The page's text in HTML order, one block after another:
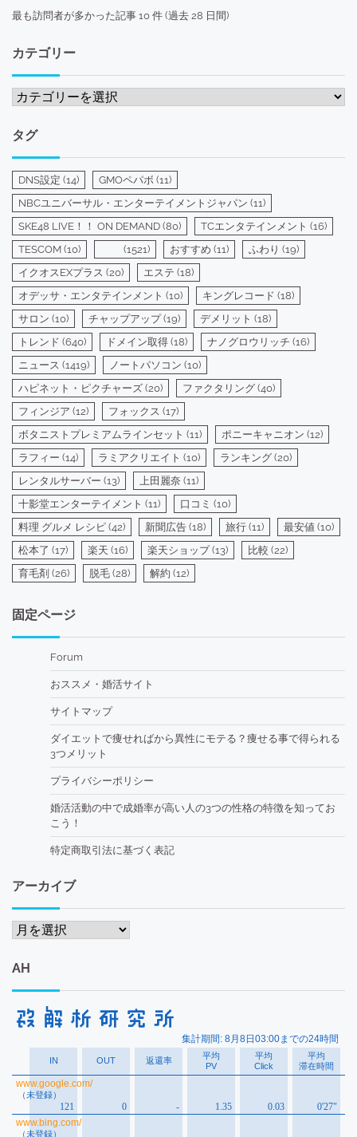
最も訪問者が多かった記事 10 件 (過去 28 日間)
カテゴリー
カ
ゴ
リ
ー
タグ
DNS設定 (14) GMOペパボ (11)
NBCユニバーサル・エンターテイメントジャパン (11)
SKE48 LIVE！！ ON DEMAND (80) TCエンタテインメント (16)
TESCOM (10) (1521) おすすめ (11) ふわり (19)
イクオスEXプラス (20) エステ (18)
オデッサ・エンタテインメント (10) キングレコード (18)
サロン (10) チャップアップ(19) デメリット (18)
トレンド (640) ドメイン取得 (18) ナノグロウリッチ (16)
ニュース (1419) ノートパソコン (10)
ハピネット・ピクチャーズ (20) ファクタリング (40)
フィンジア (12) フォックス (17)
ボタニストプレミアムラインセット (11) ポニーキャニオン (12)
ラフィー (14) ラミアクリエイト (10) ランキング (20)
レンタルサーバー (13) 上田麗奈 (11)
十影堂エンターテイメント (11) 口コミ (10)
料理 グルメ レシピ (42) 新聞広告 (18) 旅行 (11) 最安値 (10)
松本了 (17) 楽天 (16) 楽天ショップ(13) 比較 (22)
育毛剤 (26) 脱毛 (28) 解約 (12)
固定ページ
Forum
おススメ・婚活サイト
サイトマップ
ダイエットで痩せればから異性にモテる？痩せる事で得られる
3つメリット
プライバシーポリシー
婚活活動の中で成婚率が高い人の3つの性格の特徴を知ってお
こう！
特定商取引法に基づく表記
アーカイブ
ア
カ
イ
AH